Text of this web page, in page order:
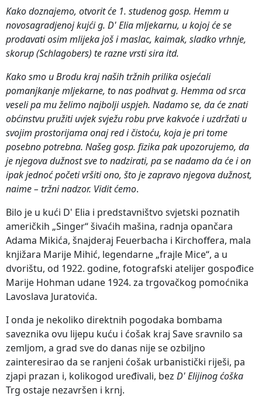
Kako doznajemo, otvorit će 1. studenog gosp. Hemm u
novosagradjenoj kujći g. D' Elia mljekarnu, u kojoj će se
prodavati osim mlijeka još i maslac, kaimak, sladko vrhnje,
skorup (Schlagobers) te razne vrsti sira itd.
Kako smo u Brodu kraj naših tržnih prilika osjećali
pomanjkanje mljekarne, to nas podhvat g. Hemma od srca
veseli pa mu želimo najbolji uspjeh. Nadamo se, da će znati
obćinstvu pružiti uvjek svježu robu prve kakvoće i uzdržati u
svojim prostorijama onaj red i čistoću, koja je pri tome
posebno potrebna. Našeg gosp. fizika pak upozorujemo, da
je njegova dužnost sve to nadzirati, pa se nadamo da će i on
ipak jednoć početi vršiti ono, što je zapravo njegova dužnost,
naime – tržni nadzor. Vidit ćemo.
Bilo je u kući D' Elia i predstavništvo svjetski poznatih
američkih „Singer“ šivaćih mašina, radnja opančara
Adama Mikića, šnajderaj Feuerbacha i Kirchoffera, mala
knjižara Marije Mihić, legendarne „frajle Mice“, a u
dvorištu, od 1922. godine, fotografski atelijer gospođice
Marije Hohman udane 1924. za trgovačkog pomoćnika
Lavoslava Juratovića.
I onda je nekoliko direktnih pogodaka bombama
saveznika ovu lijepu kuću i ćošak kraj Save sravnilo sa
zemljom, a grad sve do danas nije se ozbiljno
zainteresirao da se ranjeni ćošak urbanistički riješi, pa
zjapi prazan i, kolikogod uređivali, bez D' Elijinog ćoška
Trg ostaje nezavršen i krnj.